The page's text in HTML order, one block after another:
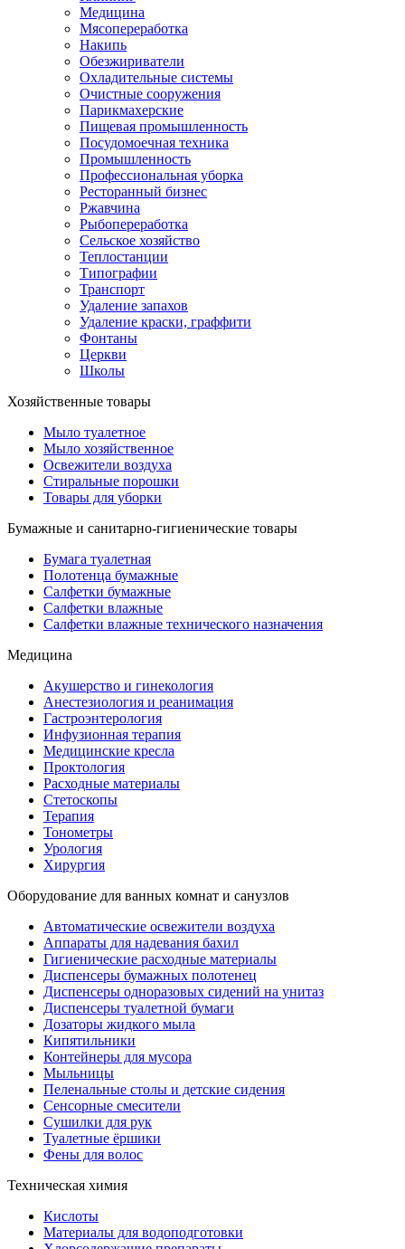
Медицина
Мясопереработка
Накипь
Обезжириватели
Охладительные системы
Очистные сооружения
Парикмахерские
Пищевая промышленность
Посудомоечная техника
Промышленность
Профессиональная уборка
Ресторанный бизнес
Ржавчина
Рыбопереработка
Сельское хозяйство
Теплостанции
Типографии
Транспорт
Удаление запахов
Удаление краски, граффити
Фонтаны
Церкви
Школы
Хозяйственные товары
Мыло туалетное
Мыло хозяйственное
Освежители воздуха
Стиральные порошки
Товары для уборки
Бумажные и санитарно-гигиенические товары
Бумага туалетная
Полотенца бумажные
Салфетки бумажные
Салфетки влажные
Салфетки влажные технического назначения
Медицина
Акушерство и гинекология
Анестезиология и реанимация
Гастроэнтерология
Инфузионная терапия
Медицинские кресла
Проктология
Расходные материалы
Стетоскопы
Терапия
Тонометры
Урология
Хирургия
Оборудование для ванных комнат и санузлов
Автоматические освежители воздуха
Аппараты для надевания бахил
Гигиенические расходные материалы
Диспенсеры бумажных полотенец
Диспенсеры одноразовых сидений на унитаз
Диспенсеры туалетной бумаги
Дозаторы жидкого мыла
Кипятильники
Контейнеры для мусора
Мыльницы
Пеленальные столы и детские сидения
Сенсорные смесители
Сушилки для рук
Туалетные ёршики
Фены для волос
Техническая химия
Кислоты
Материалы для водоподготовки